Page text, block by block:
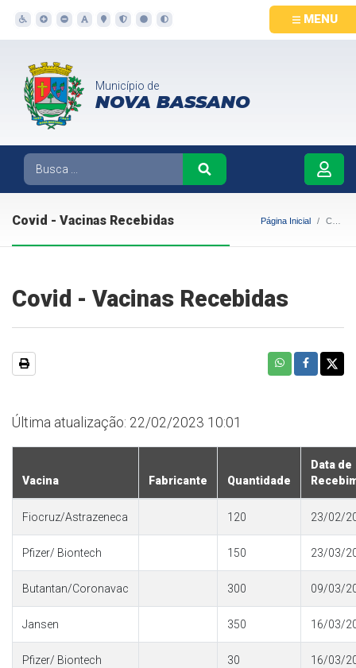
MENU
Município de
NOVA BASSANO
Covid - Vacinas Recebidas Página Inicial Covid - Vacinas Recebidas
Covid - Vacinas Recebidas
Última atualização: 22/02/2023 10:01
Vacina Fabricante Quantidade
Data de
Fiocruz/Astrazeneca 120 23/02/
Pfizer/ Biontech 150 23/03/
Butantan/Coronavac 300 09/03/
Jansen 350 16/03/
Pfizer/ Biontech 30 16/03/